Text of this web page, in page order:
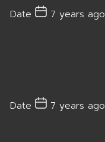
Date 7 years ago
Date 7 years ago